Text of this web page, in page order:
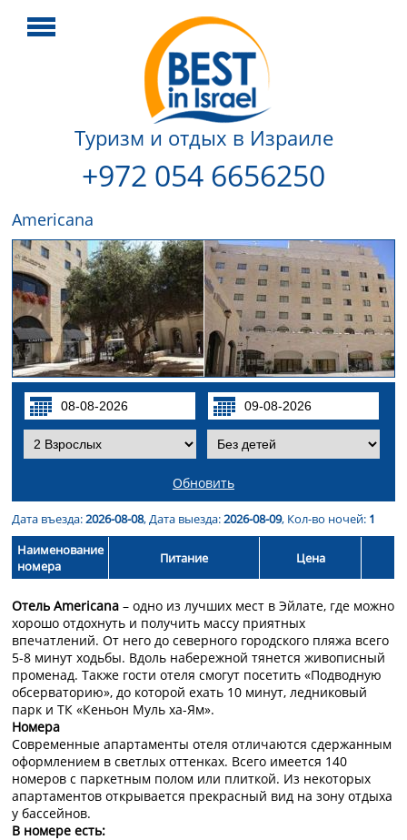
Туризм и отдых в Израиле
+972 054 6656250
Americana
Обновить
Дата въезда:2026-08-08, Дата выезда:2026-08-09, Кол-во ночей: 1
Наименование
номера
Питание Цена
Отель Americana – одно из лучших мест в Эйлате, где можно
хорошо отдохнуть и получить массу приятных
впечатлений. От него до северного городского пляжа всего
5-8 минут ходьбы. Вдоль набережной тянется живописный
променад. Также гости отеля смогут посетить «Подводную
обсерваторию», до которой ехать 10 минут, ледниковый
парк и ТК «Кеньон Муль ха-Ям».
Номера
Современные апартаменты отеля отличаются сдержанным
оформлением в светлых оттенках. Всего имеется 140
номеров с паркетным полом или плиткой. Из некоторых
апартаментов открывается прекрасный вид на зону отдыха
у бассейнов.
В номере есть: